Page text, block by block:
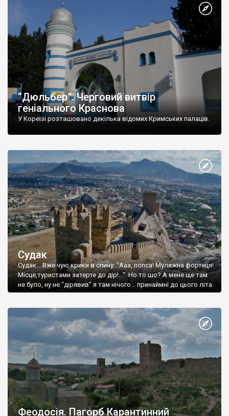
“Дюльбер”. Черговий витвір
геніального Краснова
У Кореїзі розташовано декілька відомих Кримських палаців.
Судак
Судак... Вже чую крики в спину: "Ааа, попса! Муляжна фортеця!
Місце,туристами затерте до дір!..." Но то шо? А мене ще там
не було, ну не "дірявив" я там нічого... принаймні до цього літа.
Феодосія. Пагорб Карантинний